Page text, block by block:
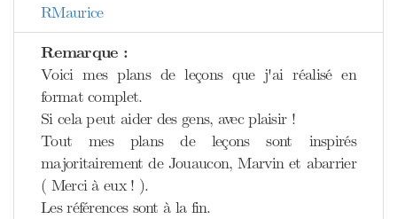
RMaurice
Remarque :
Voici mes plans de leçons que j'ai réalisé en
format complet.
Si cela peut aider des gens, avec plaisir !
Tout mes plans de leçons sont inspirés
majoritairement de Jouaucon, Marvin et abarrier
( Merci à eux ! ).
Les références sont à la fin.